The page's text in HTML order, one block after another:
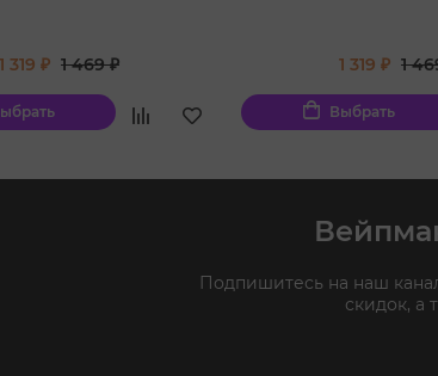
1 319 ₽ 1 469 ₽ 1 319 ₽ 1
Выбрать
Подпишитесь на наш
скидок, а